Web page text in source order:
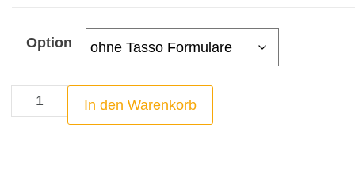
Option
RFID
Tierchip
In den Warenkorb